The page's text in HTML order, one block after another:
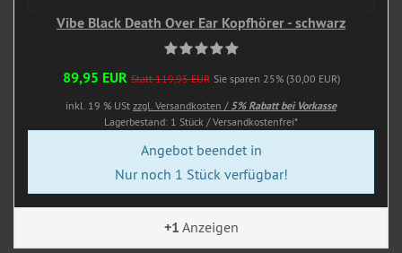
Vibe Black Death Over Ear Kopfhörer - schwarz
89,95 EUR Statt 119,95 EUR Sie sparen 25% (30,00 EUR)
inkl. 19 % USt zzgl. Versandkosten / 5% Rabatt bei Vorkasse
Lagerbestand: 1 Stück / Versandkostenfrei*
Angebot beendet in
Nur noch 1 Stück verfügbar!
+1 Anzeigen